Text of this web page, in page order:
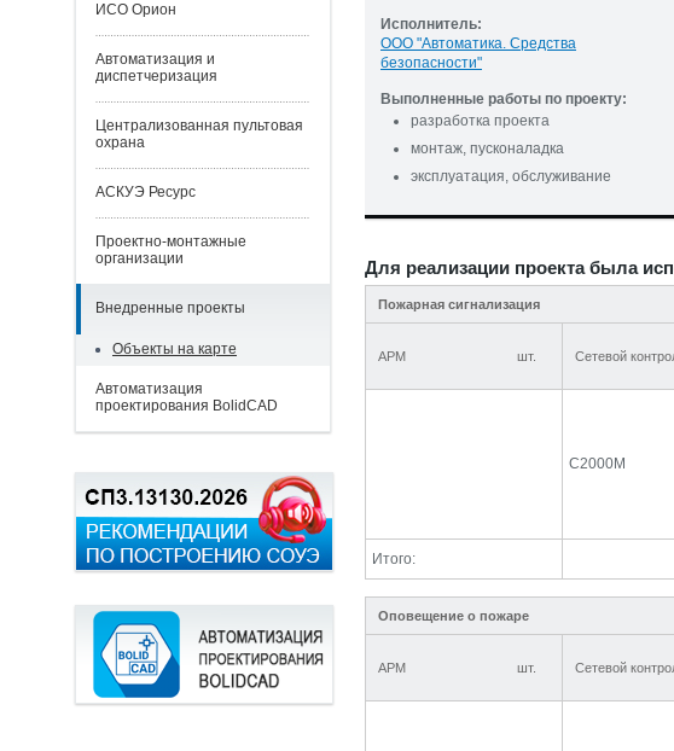
ИСО Орион
Автоматизация и
диспетчеризация
Централизованная пультовая
охрана
АСКУЭ Ресурс
Проектно-монтажные
организации
Внедренные проекты
Объекты на карте
Автоматизация
проектирования BolidCAD
Исполнитель:
ООО "Автоматика. Средства
безопасности"
Выполненные работы по проекту:
разработка проекта
монтаж, пусконаладка
эксплуатация, обслуживание
Для реализации проекта была
Пожарная сигнализация
АРМ шт. Сетевой
С2000М
Итого:
Оповещение о пожаре
АРМ шт. Сетевой